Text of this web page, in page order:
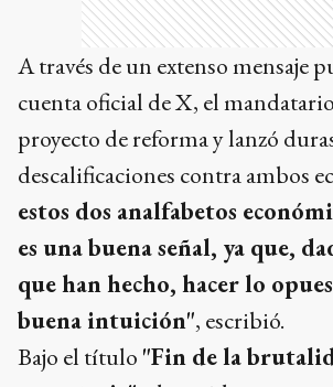
A través de un extenso mensaje
cuenta oficial de X, el
proyecto de reforma y lanzó
descalificaciones contra ambos
estos dos analfabetos
es una buena señal, ya que,
que han hecho, hacer lo
buena intuición", escribió.
Bajo el título "Fin de la